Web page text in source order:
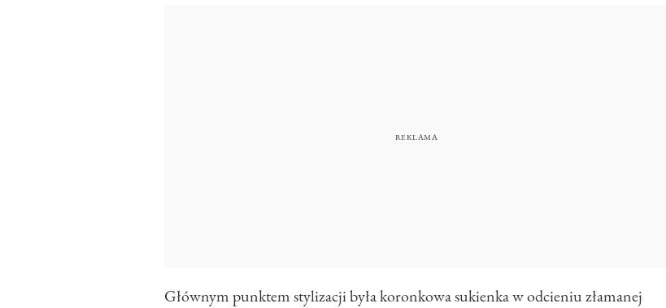
Głównym punktem stylizacji była koronkowa sukienka w odcieniu złamanej